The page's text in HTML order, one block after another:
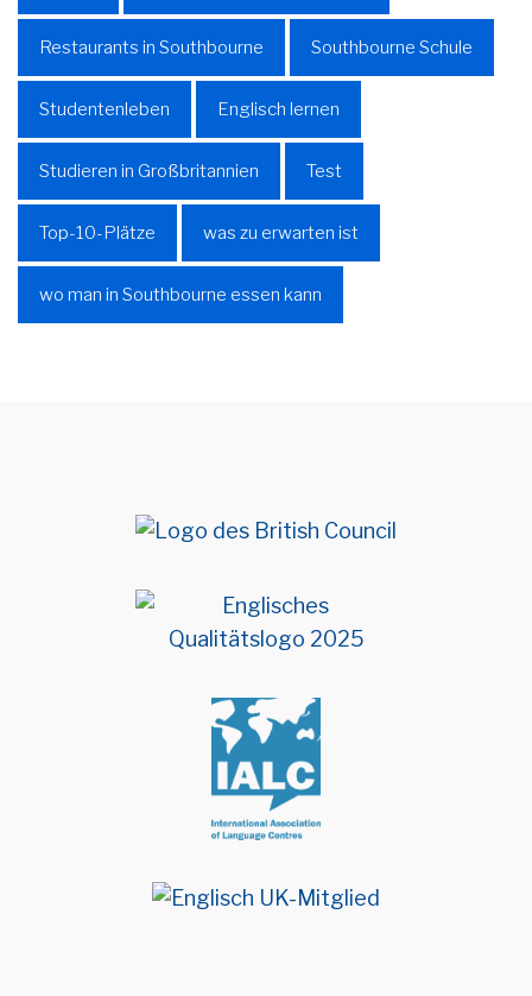
Restaurants in Southbourne Southbourne Schule
Studentenleben Englisch lernen
Studieren in Großbritannien Test
Top-10-Plätze was zu erwarten ist
wo man in Southbourne essen kann